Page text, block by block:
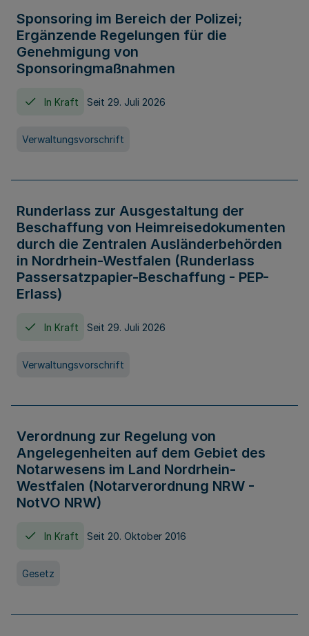
Sponsoring im Bereich der Polizei;
Ergänzende Regelungen für die
Genehmigung von
Sponsoringmaßnahmen
In Kraft Seit 29. Juli 2026
Verwaltungsvorschrift
Runderlass zur Ausgestaltung der
Beschaffung von Heimreisedokumenten
durch die Zentralen Ausländerbehörden
in Nordrhein-Westfalen (Runderlass
Passersatzpapier-Beschaffung - PEP-
Erlass)
In Kraft Seit 29. Juli 2026
Verwaltungsvorschrift
Verordnung zur Regelung von
Angelegenheiten auf dem Gebiet des
Notarwesens im Land Nordrhein-
Westfalen (Notarverordnung NRW -
NotVO NRW)
In Kraft Seit 20. Oktober 2016
Gesetz